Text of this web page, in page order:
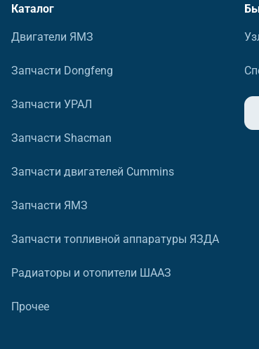
Каталог
Двигатели ЯМЗ
Запчасти Dongfeng
Запчасти УРАЛ
Запчасти Shacman
Запчасти двигателей Cummins
Запчасти ЯМЗ
Запчасти топливной аппаратуры ЯЗДА
Радиаторы и отопители ШААЗ
Прочее